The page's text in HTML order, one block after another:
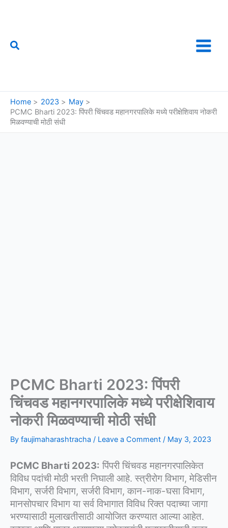
Search
Home 2023
May
PCMC Bharti 2023: पिंपरी चिंचवड महानगरपालिके मध्ये परीक्षेशिवाय नोकरी
मिळवण्याची मोठी संधी
PCMC Bharti 2023: पिंपरी
चिंचवड महानगरपालिके मध्ये परीक्षेशिवाय
नोकरी मिळवण्याची मोठी संधी
By faujimaharashtracha / Leave a Comment / May 3, 2023
PCMC Bharti 2023: पिंपरी चिंचवड महानगरपालिकेत
विविध पदांची मोठी भरती निघाली आहे. स्त्रीरोग विभाग, मेडिसीन
विभाग, सर्जरी विभाग, सर्जरी विभाग, कान-नाक-घसा विभाग,
मानसोपचार विभाग या सर्व विभागात विविध रिक्त पदाच्या जागा
भरण्यासाठी मुलाखतीसाठी आयोजित करण्यात आल्या आहेत.